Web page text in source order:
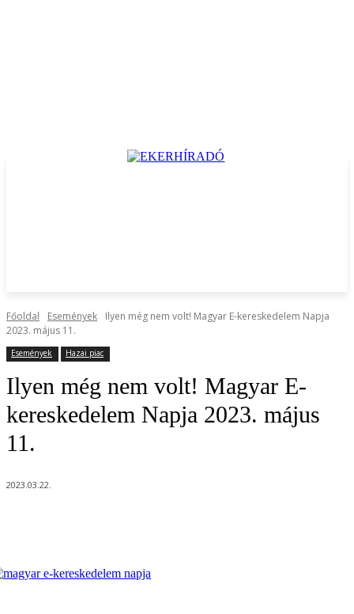
Főoldal Események
Ilyen még nem volt! Magyar E-kereskedelem Napja
2023. május 11.
Események Hazai piac
Ilyen még nem volt! Magyar E-
kereskedelem Napja 2023. május
11.
2023.03.22.